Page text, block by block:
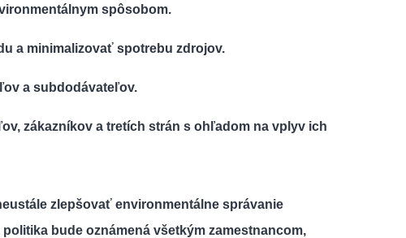
spôsobom.
a minimalizovať spotrebu zdrojov.
a subdodávateľov.
zákazníkov a tretích strán s ohľadom na vplyv ich
zlepšovať environmentálne správanie
politika bude oznámená všetkým zamestnancom,